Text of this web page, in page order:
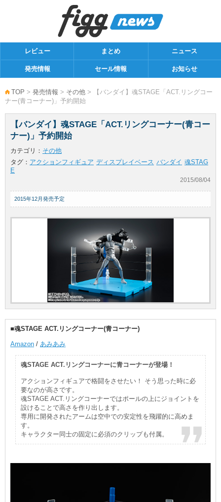
レビュー まとめ ニュース
発売情報 セール情報 お知らせ
TOP > 発売情報 > その他 > 【バンダイ】魂STAGE「ACT.リングコー
ナー(青コーナー)」予約開始
【バンダイ】魂STAGE「ACT.リングコーナー(青コー
ナー)」予約開始
カテゴリ： その他
タグ： アクションフィギュア ディスプレイベース バンダイ 魂STAG
E
2015/08/04
2015年12月発売予定
■魂STAGE ACT.リングコーナー(青コーナー)
Amazon / あみあみ
魂STAGE ACT.リングコーナーに青コーナーが登場！
アクションフィギュアで格闘をさせたい！ そう思った時に必
要なのが高さです。
魂STAGE ACT.リングコーナーではポールの上にジョイントを
設けることで高さを作り出します。
専用に開発されたアームは空中での安定性を飛躍的に高めま
す。
キャラクター同士の固定に必須のクリップも付属。